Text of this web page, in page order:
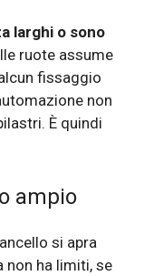
larghi o sono
ruote assume
fissaggio
non
È quindi
ampio
si apra
non ha limiti, se